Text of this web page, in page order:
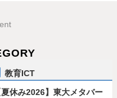
教育ICT
夏休み2026】東大メタバー